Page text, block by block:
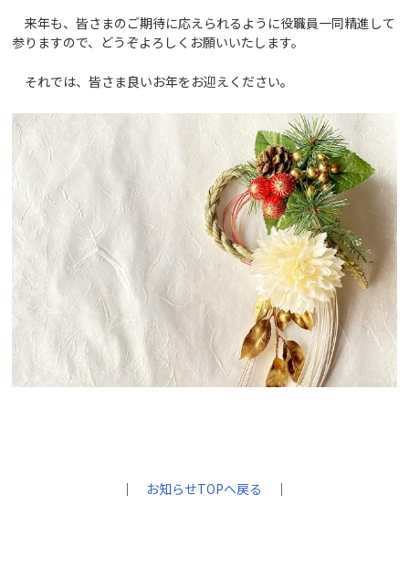
来年も、皆さまのご期待に応えられるように役職員一同精進して
参りますので、どうぞよろしくお願いいたします。
それでは、皆さま良いお年をお迎えください。
｜ お知らせTOPへ戻る ｜